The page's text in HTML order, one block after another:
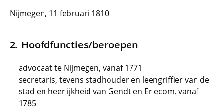
Nijmegen, 11 februari 1810
Hoofdfuncties/beroepen
advocaat te Nijmegen, vanaf 1771
secretaris, tevens stadhouder en leengriffier van de
stad en heerlijkheid van Gendt en Erlecom, vanaf
1785